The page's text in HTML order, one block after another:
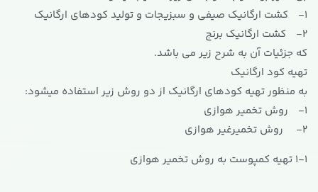
که جزئیات آن به شرح زیر می باشد.
تهیه کود ارگانیک
به منظور تهیه کودهای ارگانیک از دو روش زیر استفاده میشود:
1-1 تهیه کمپوست به روش تخمیر هوازی